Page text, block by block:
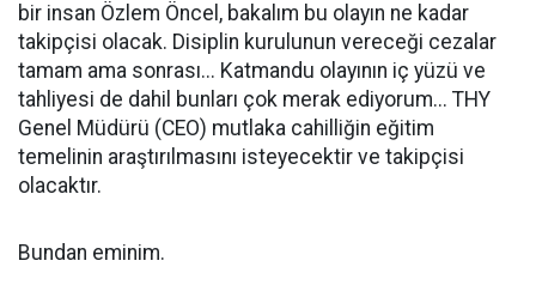
bir insan Özlem Öncel, bakalım bu olayın ne kadar
takipçisi olacak. Disiplin kurulunun vereceği cezalar
tamam ama sonrası... Katmandu olayının iç yüzü ve
tahliyesi de dahil bunları çok merak ediyorum... THY
Genel Müdürü (CEO) mutlaka cahilliğin eğitim
temelinin araştırılmasını isteyecektir ve takipçisi
olacaktır.
Bundan eminim.